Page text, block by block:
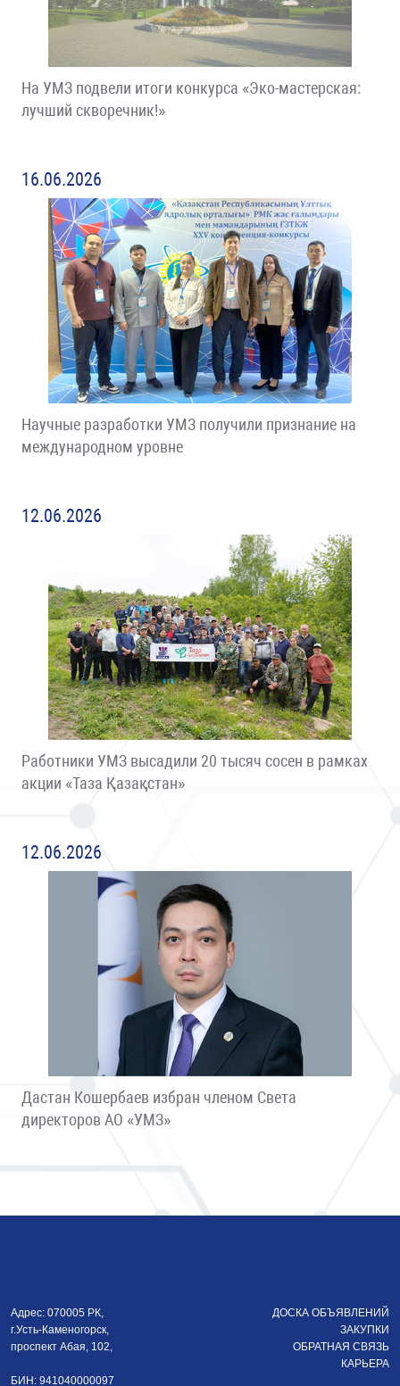
На УМЗ подвели итоги конкурса «Эко-мастерская:
лучший скворечник!»
16.06.2026
Научные разработки УМЗ получили признание на
международном уровне
12.06.2026
Работники УМЗ высадили 20 тысяч сосен в рамках
акции «Таза Қазақстан»
12.06.2026
Дастан Кошербаев избран членом Света
директоров АО «УМЗ»
Адрес: 070005 РК,
г.Усть-Каменогорск,
проспект Абая, 102,
БИН: 941040000097
ДОСКА ОБЪЯВЛЕНИЙ
ЗАКУПКИ
ОБРАТНАЯ СВЯЗЬ
КАРЬЕРА